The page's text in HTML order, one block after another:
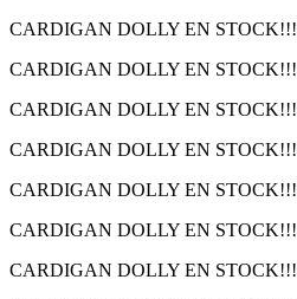
CARDIGAN DOLLY EN STOCK!!!
CARDIGAN DOLLY EN STOCK!!!
CARDIGAN DOLLY EN STOCK!!!
CARDIGAN DOLLY EN STOCK!!!
CARDIGAN DOLLY EN STOCK!!!
CARDIGAN DOLLY EN STOCK!!!
CARDIGAN DOLLY EN STOCK!!!